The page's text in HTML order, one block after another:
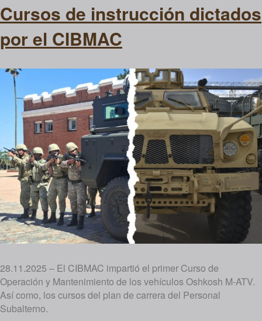
Cursos de instrucción dictados
por el CIBMAC
28.11.2025 – El CIBMAC impartió el primer Curso de
Operación y Mantenimiento de los vehículos Oshkosh M-ATV.
Así como, los cursos del plan de carrera del Personal
Subalterno.